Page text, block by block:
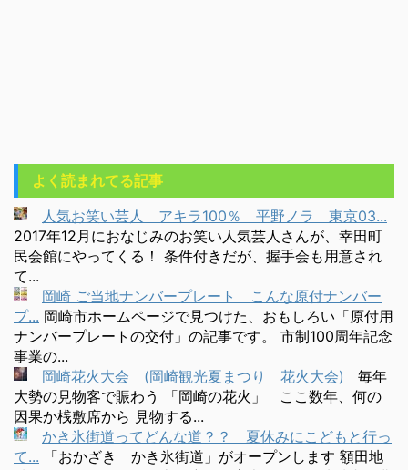
よく読まれてる記事
人気お笑い芸人 アキラ100％ 平野ノラ 東京03...
2017年12月におなじみのお笑い人気芸人さんが、幸田町
民会館にやってくる！ 条件付きだが、握手会も用意され
て...
岡崎 ご当地ナンバープレート こんな原付ナンバー
プ... 岡崎市ホームページで見つけた、おもしろい「原付用
ナンバープレートの交付」の記事です。 市制100周年記念
事業の...
岡崎花火大会 (岡崎観光夏まつり 花火大会)
毎年
大勢の見物客で賑わう 「岡崎の花火」 ここ数年、何の
因果か桟敷席から 見物する...
かき氷街道ってどんな道？？ 夏休みにこどもと行っ
て...
「おかざき かき氷街道」がオープンします 額田地